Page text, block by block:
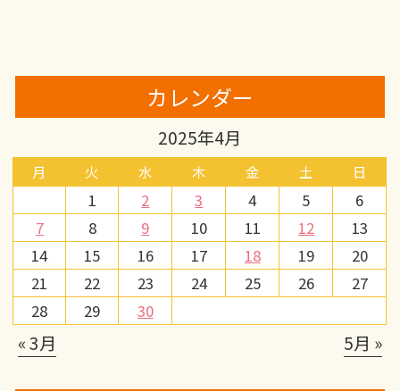
カレンダー
2025年4月
月 火 水 木 金 土 日
1 2 3 4 5
6
7
8 9 10 11 12
13
14
15 16 17 18 19
20
21
22 23 24 25 26
27
28
29 30
« 3月 5月 »